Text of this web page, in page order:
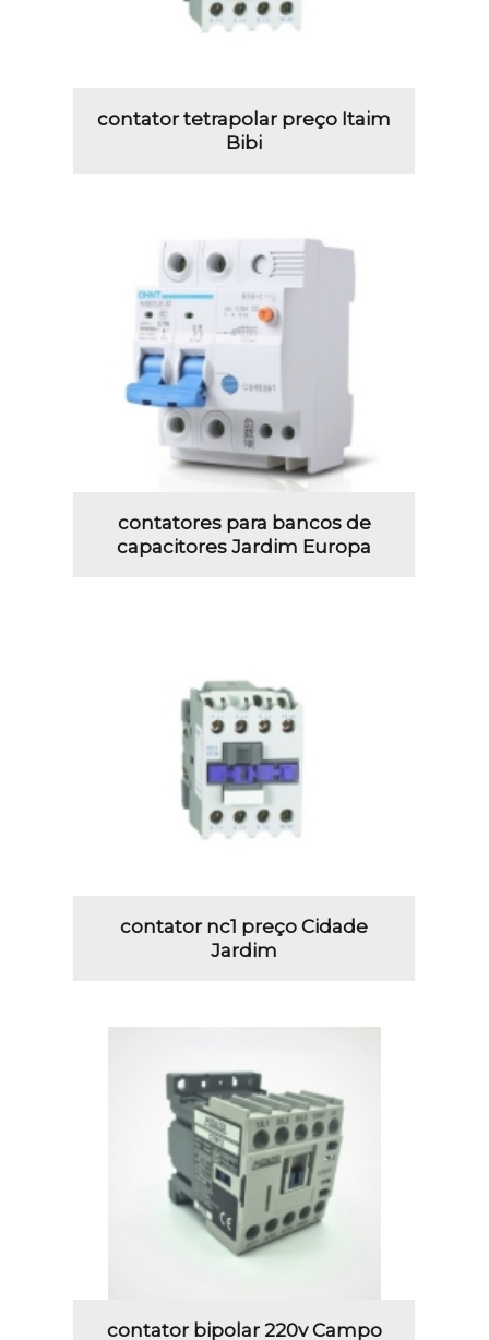
contator tetrapolar preço Itaim
Bibi
contatores para bancos de
capacitores Jardim Europa
contator nc1 preço Cidade
Jardim
contator bipolar 220v Campo